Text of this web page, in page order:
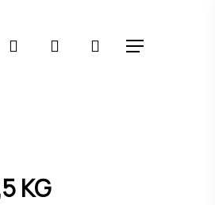
pesquisaraccount Menu
KG